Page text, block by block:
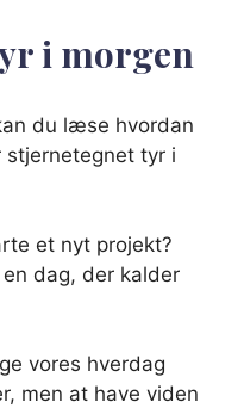
i morgen
du læse hvordan
stjernetegnet tyr i
et nyt projekt?
dag, der kalder
vores hverdag
men at have viden